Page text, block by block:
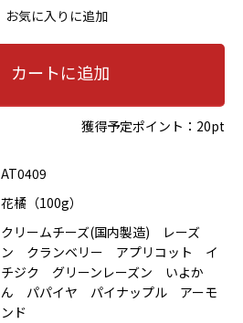
お気に入りに追加
カートに追加
獲得予定ポイント： 20pt
AT0409
花橘（100g）
クリームチーズ(国内製造) レーズ
ン クランベリー アプリコット イ
チジク グリーンレーズン いよか
ん パパイヤ パイナップル アーモ
ンド